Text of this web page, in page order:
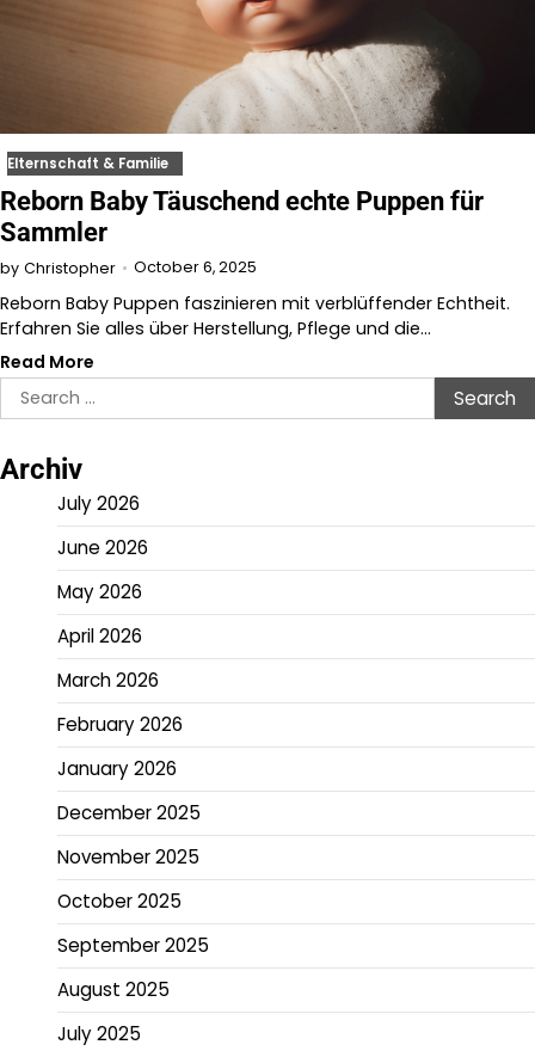
Elternschaft & Familie
Reborn Baby Täuschend echte Puppen für
Sammler
by Christopher October 6, 2025
Reborn Baby Puppen faszinieren mit verblüffender Echtheit.
Erfahren Sie alles über Herstellung, Pflege und die…
Read More
Search
for:
Archiv
July 2026
June 2026
May 2026
April 2026
March 2026
February 2026
January 2026
December 2025
November 2025
October 2025
September 2025
August 2025
July 2025